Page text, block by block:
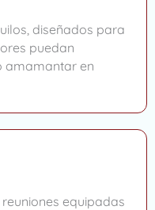
diseñados para
puedan
amamantar en
equipadas